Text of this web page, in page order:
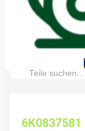
Suche:
6K0837581